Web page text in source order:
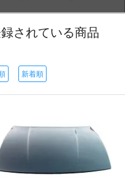
されている商品
新着順